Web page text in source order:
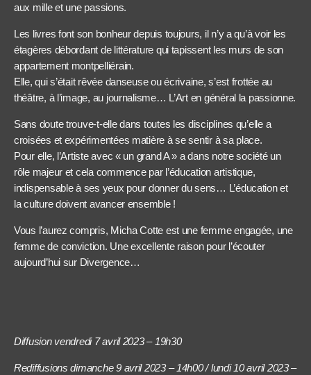
aux mille et une passions.
Les livres font son bonheur depuis toujours, il n’y a qu’à voir les
étagères débordant de littérature qui tapissent les murs de son
appartement montpelliérain.
Elle, qui s’était rêvée danseuse ou écrivaine, s’est frottée au
théâtre, à l’image, au journalisme… L’Art en général la passionne.
Sans doute trouve-t-elle dans toutes les disciplines qu’elle a
croisées et expérimentées matière à se sentir à sa place.
Pour elle, l’Artiste avec « un grand A » a dans notre société un
rôle majeur et cela commence par l’éducation artistique,
indispensable à ses yeux pour donner du sens… L’éducation et
la culture doivent avancer ensemble !
Vous l’aurez compris, Micha Cotte est une femme engagée, une
femme de conviction. Une excellente raison pour l’écouter
aujourd’hui sur Divergence…
Diffusion vendredi 7 avril 2023 – 19h30
Rediffusions dimanche 9 avril 2023 – 14h00 / lundi 10 avril 2023 –